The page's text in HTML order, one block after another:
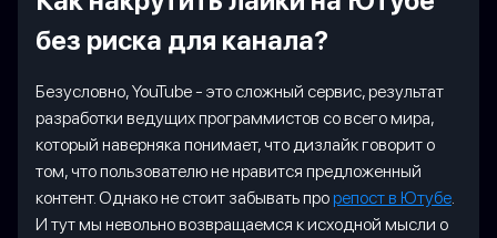
без риска для канала?
Безусловно, YouTube - это сложный сервис, результат
разработки ведущих программистов со всего мира,
который наверняка понимает, что дизлайк говорит о
том, что пользователю не нравится предложенный
контент. Однако не стоит забывать про репост в Ютубе.
И тут мы невольно возвращаемся к исходной мысли о